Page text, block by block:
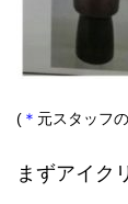
( ＊ 元スタッフ
まずアイク